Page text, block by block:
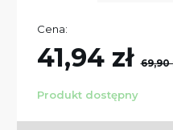
Cena:
41,94 zł69,90
Produkt dostępny